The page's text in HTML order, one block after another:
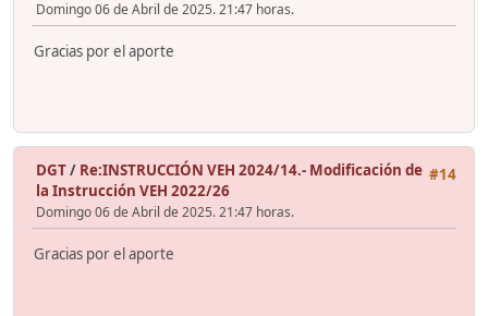
Domingo 06 de Abril de 2025. 21:47 horas.
Gracias por el aporte
#14
DGT/ Re:INSTRUCCIÓN VEH 2024/14.- Modificación de
la Instrucción VEH 2022/26
Domingo 06 de Abril de 2025. 21:47 horas.
Gracias por el aporte